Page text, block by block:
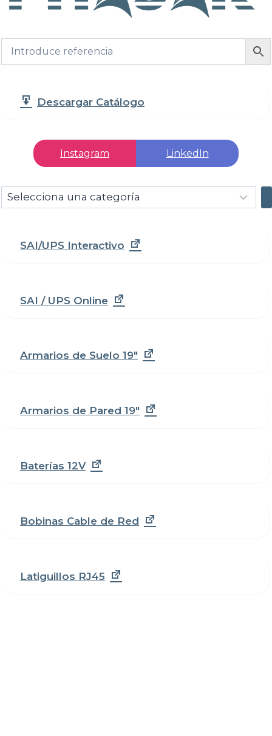
Descargar Catálogo
Instagram LinkedIn
Selecciona
una
SAI/UPS Interactivo
SAI / UPS Online
Armarios de Suelo 19"
Armarios de Pared 19"
Baterías 12V
Bobinas Cable de Red
Latiguillos RJ45